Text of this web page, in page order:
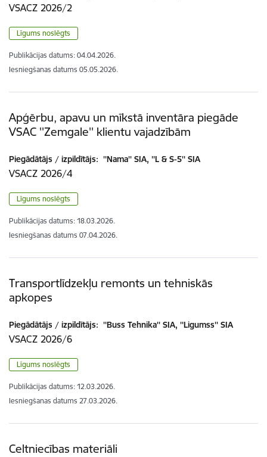
VSACZ 2026/2
Līgums noslēgts
Publikācijas datums: 04.04.2026.
Iesniegšanas datums 05.05.2026.
Apģērbu, apavu un mīkstā inventāra piegāde
VSAC ''Zemgale'' klientu vajadzībām
Piegādātājs / izpildītājs: ''Nama'' SIA, ''L & S-5'' SIA
VSACZ 2026/4
Līgums noslēgts
Publikācijas datums: 18.03.2026.
Iesniegšanas datums 07.04.2026.
Transportlīdzekļu remonts un tehniskās
apkopes
Piegādātājs / izpildītājs: ''Buss Tehnika'' SIA, ''Ligumss'' SIA
VSACZ 2026/6
Līgums noslēgts
Publikācijas datums: 12.03.2026.
Iesniegšanas datums 27.03.2026.
Celtniecības materiāli